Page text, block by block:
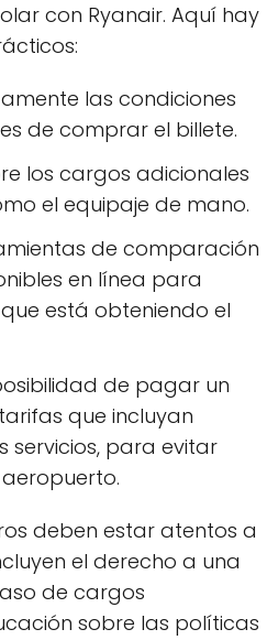
con Ryanair. Aquí hay
las condiciones
de comprar el billete.
los cargos adicionales
el equipaje de mano.
de comparación
en línea para
está obteniendo el
de pagar un
que incluyan
servicios, para evitar
deben estar atentos a
el derecho a una
de cargos
sobre las políticas